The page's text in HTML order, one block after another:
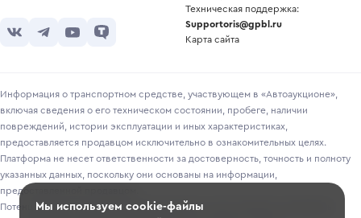
Техническая поддержка:
Supportoris@gpbl.ru
Карта сайта
Информация о транспортном средстве, участвующем в «Автоаукционе»,
включая сведения о его техническом состоянии, пробеге, наличии
повреждений, истории эксплуатации и иных характеристиках,
предоставляется продавцом исключительно в ознакомительных целях.
Платформа не несет ответственности за достоверность, точность и полноту
указанных данных, поскольку они основаны на информации,
предоставленной продавцом.
Потенциальным покупателям рекомендуется самостоятельно проверять
Мы используем cookie-файлы